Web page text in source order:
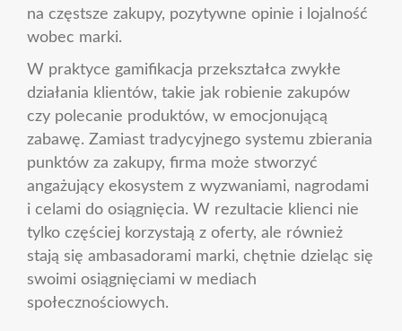
na częstsze zakupy, pozytywne opinie i lojalność
wobec marki.
W praktyce gamifikacja przekształca zwykłe
działania klientów, takie jak robienie zakupów
czy polecanie produktów, w emocjonującą
zabawę. Zamiast tradycyjnego systemu zbierania
punktów za zakupy, firma może stworzyć
angażujący ekosystem z wyzwaniami, nagrodami
i celami do osiągnięcia. W rezultacie klienci nie
tylko częściej korzystają z oferty, ale również
stają się ambasadorami marki, chętnie dzieląc się
swoimi osiągnięciami w mediach
społecznościowych.